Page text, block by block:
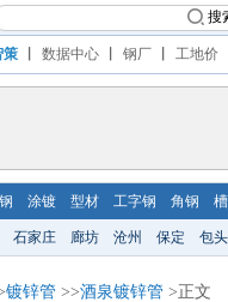
搜
策 数据中心 钢厂 工地价
涂镀 型材 工字钢 角钢
石家庄 廊坊 沧州 保定 包头
镀锌管 >>酒泉镀锌管 >正文